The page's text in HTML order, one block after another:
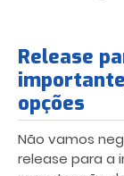
Release
opções
Não vamos
release para a